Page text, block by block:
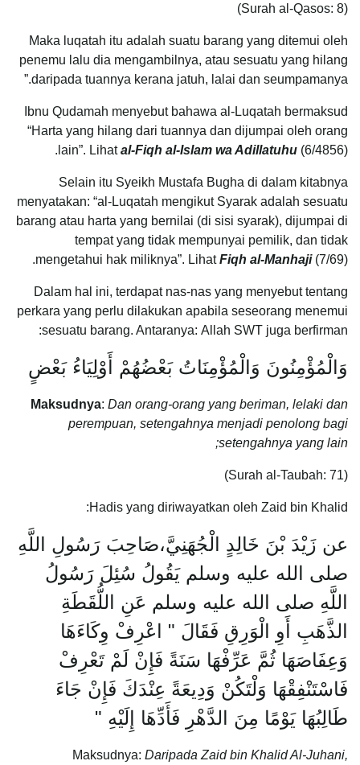
(Surah al-Qasos: 8)
Maka luqatah itu adalah suatu barang yang ditemui oleh
penemu lalu dia mengambilnya, atau sesuatu yang hilang
daripada tuannya kerana jatuh, lalai dan seumpamanya.”
Ibnu Qudamah menyebut bahawa al-Luqatah bermaksud
“Harta yang hilang dari tuannya dan dijumpai oleh orang
lain”. Lihatal-Fiqh al-Islam wa Adillatuhu (6/4856).
Selain itu Syeikh Mustafa Bugha di dalam kitabnya
menyatakan: “al-Luqatah mengikut Syarak adalah sesuatu
barang atau harta yang bernilai (di sisi syarak), dijumpai di
tempat yang tidak mempunyai pemilik, dan tidak
mengetahui hak miliknya”. LihatFiqh al-Manhaji(7/69).
Dalam hal ini, terdapat nas-nas yang menyebut tentang
perkara yang perlu dilakukan apabila seseorang menemui
sesuatu barang. Antaranya: Allah SWT juga berfirman:
وَالْمُؤْمِنُونَ وَالْمُؤْمِنَاتُ بَعْضُهُمْ أَوْلِيَاءُ بَعْضٍ
Maksudnya: Dan orang-orang yang beriman, lelaki dan
perempuan, setengahnya menjadi penolong bagi
setengahnya yang lain;
(Surah al-Taubah: 71)
Hadis yang diriwayatkan oleh Zaid bin Khalid:
عن زَيْدَ بْنَ خَالِدٍ الْجُهَنِيَّ،صَاحِبَ رَسُولِ اللَّهِ
صلى الله عليه وسلم يَقُولُ سُئِلَ رَسُولُ
اللَّهِ صلى الله عليه وسلم عَنِ اللُّقَطَةِ
الذَّهَبِ أَوِ الْوَرِقِ فَقَالَ ‏"‏ اعْرِفْ وِكَاءَهَا
وَعِفَاصَهَا ثُمَّ عَرِّفْهَا سَنَةً فَإِنْ لَمْ تَعْرِفْ
فَاسْتَنْفِقْهَا وَلْتَكُنْ وَدِيعَةً عِنْدَكَ فَإِنْ جَاءَ
طَالِبُهَا يَوْمًا مِنَ الدَّهْرِ فَأَدِّهَا إِلَيْهِ ‏"‏
Maksudnya: Daripada Zaid bin Khalid Al-Juhani,